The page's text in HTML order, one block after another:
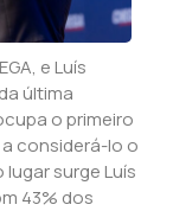
e Luís
última
o primeiro
considerá-lo o
lugar surge Luís
43% dos